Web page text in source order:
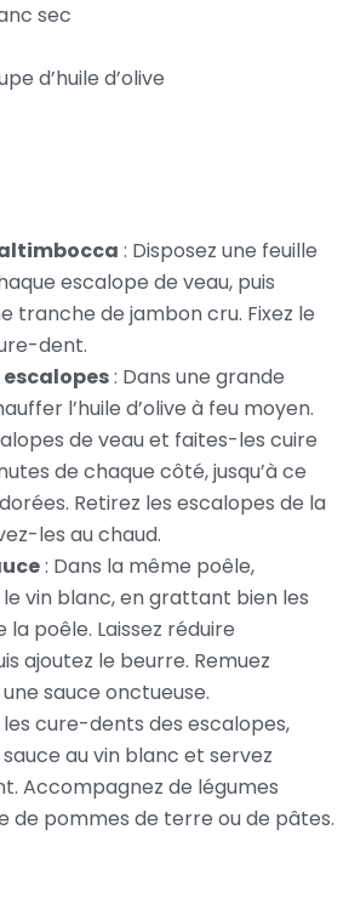
sec
d’huile d’olive
: Disposez une feuille
escalope de veau, puis
tranche de jambon cru. Fixez le
dent.
escalopes: Dans une grande
l’huile d’olive à feu moyen.
de veau et faites-les cuire
de chaque côté, jusqu’à ce
Retirez les escalopes de la
les au chaud.
: Dans la même poêle,
vin blanc, en grattant bien les
la poêle. Laissez réduire
ajoutez le beurre. Remuez
sauce onctueuse.
les cure-dents des escalopes,
au vin blanc et servez
Accompagnez de légumes
de pommes de terre ou de pâtes.